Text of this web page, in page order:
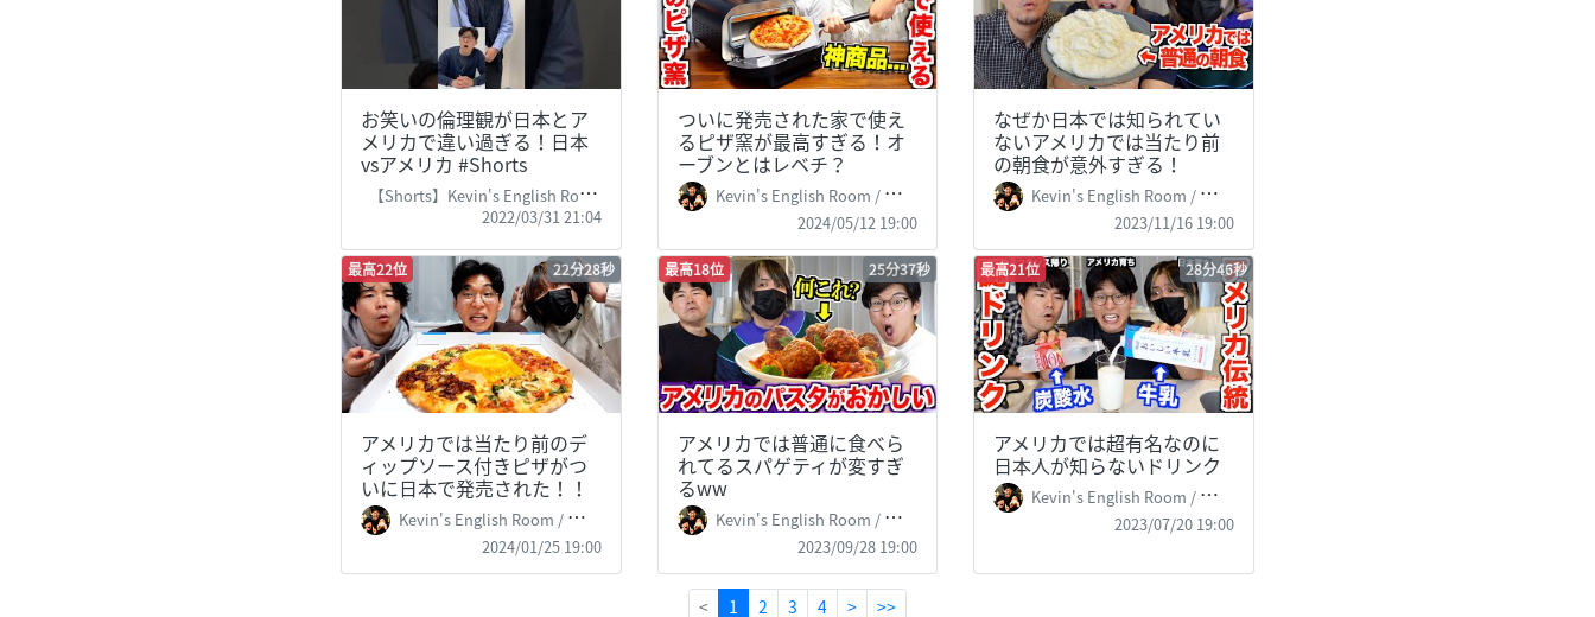
お笑いの倫理観が日本とア
メリカで違い過ぎる！日本
vsアメリカ #Shorts
【Shorts】Kevin's English Room
2022/03/31 21:04
ついに発売された家で使え
るピザ窯が最高すぎる！オ
ーブンとはレベチ？
Kevin's English Room / 掛山ケビ志郎
2024/05/12 19:00
なぜか日本では知られてい
ないアメリカでは当たり前
の朝食が意外すぎる！
Kevin's English Room / 掛山ケビ志郎
2023/11/16 19:00
最高22位 22分28秒
アメリカでは当たり前のデ
ィップソース付きピザがつ
いに日本で発売された！！
Kevin's English Room / 掛山ケビ志郎
2024/01/25 19:00
最高18位 25分37秒
アメリカでは普通に食べら
れてるスパゲティが変すぎ
るww
Kevin's English Room / 掛山ケビ志郎
2023/09/28 19:00
最高21位 28分46秒
アメリカでは超有名なのに
日本人が知らないドリンク
Kevin's English Room / 掛山ケビ志郎
2023/07/20 19:00
< 1 (current)
2 3 4 > >>